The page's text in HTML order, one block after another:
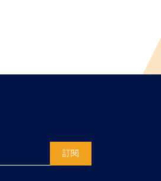
訂閱